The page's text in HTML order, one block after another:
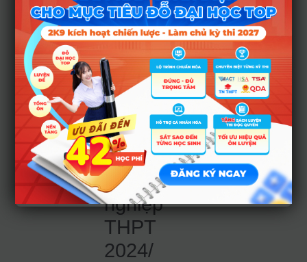
tuyển diện XTT2 thì
thí sinh không đăng
ký xét tuyển diện
4. PT4:
Xét học
bạ THPT/
Điểm thi
Tốt
nghiệp
THPT
2024/